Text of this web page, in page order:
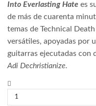
Into Everlasting Hate es
de más de cuarenta
temas de Technical
versátiles, apoyadas por
guitarras ejecutadas con
Adi Dechristianize.
of